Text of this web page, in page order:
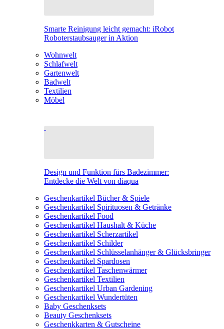
Smarte Reinigung leicht gemacht: iRobot
Roboterstaubsauger in Aktion
Wohnwelt
Schlafwelt
Gartenwelt
Badwelt
Textilien
Möbel
Design und Funktion fürs Badezimmer:
Entdecke die Welt von diaqua
Geschenkartikel Bücher & Spiele
Geschenkartikel Spirituosen & Getränke
Geschenkartikel Food
Geschenkartikel Haushalt & Küche
Geschenkartikel Scherzartikel
Geschenkartikel Schilder
Geschenkartikel Schlüsselanhänger & Glücksbringer
Geschenkartikel Spardosen
Geschenkartikel Taschenwärmer
Geschenkartikel Textilien
Geschenkartikel Urban Gardening
Geschenkartikel Wundertüten
Baby Geschenksets
Beauty Geschenksets
Geschenkkarten & Gutscheine